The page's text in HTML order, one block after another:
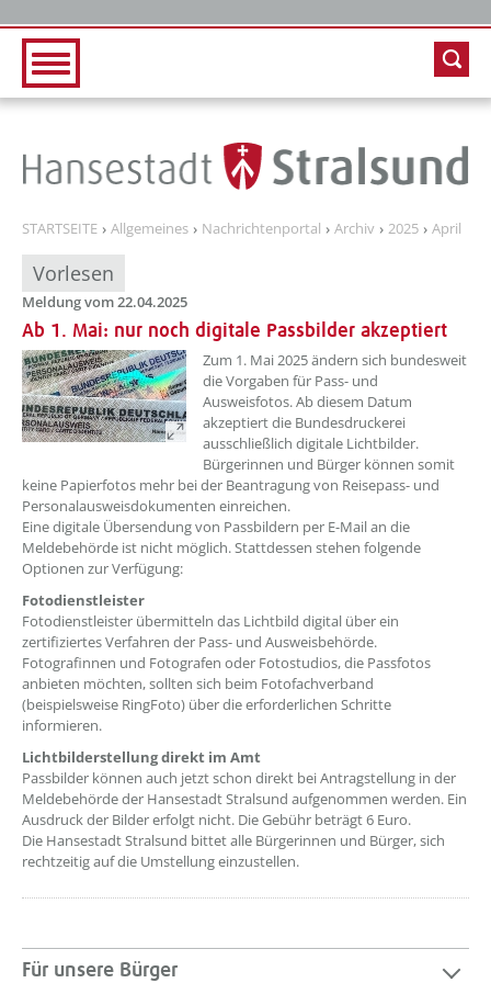
STARTSEITE Allgemeines Nachrichtenportal Archiv 2025 April
Vorlesen
Meldung vom 22.04.2025
Ab 1. Mai: nur noch digitale Passbilder akzeptiert
??? absaetzeOben[1]/titel ???
Zum 1. Mai 2025 ändern sich bundesweit
die Vorgaben für Pass- und
Ausweisfotos. Ab diesem Datum
akzeptiert die Bundesdruckerei
ausschließlich digitale Lichtbilder.
Bürgerinnen und Bürger können somit
keine Papierfotos mehr bei der Beantragung von Reisepass- und
Personalausweisdokumenten einreichen.
Eine digitale Übersendung von Passbildern per E-Mail an die
Meldebehörde ist nicht möglich. Stattdessen stehen folgende
Optionen zur Verfügung:
Fotodienstleister
Fotodienstleister übermitteln das Lichtbild digital über ein
zertifiziertes Verfahren der Pass- und Ausweisbehörde.
Fotografinnen und Fotografen oder Fotostudios, die Passfotos
anbieten möchten, sollten sich beim Fotofachverband
(beispielsweise RingFoto) über die erforderlichen Schritte
informieren.
Lichtbilderstellung direkt im Amt
Passbilder können auch jetzt schon direkt bei Antragstellung in der
Meldebehörde der Hansestadt Stralsund aufgenommen werden. Ein
Ausdruck der Bilder erfolgt nicht. Die Gebühr beträgt 6 Euro.
Die Hansestadt Stralsund bittet alle Bürgerinnen und Bürger, sich
rechtzeitig auf die Umstellung einzustellen.
Für unsere Bürger